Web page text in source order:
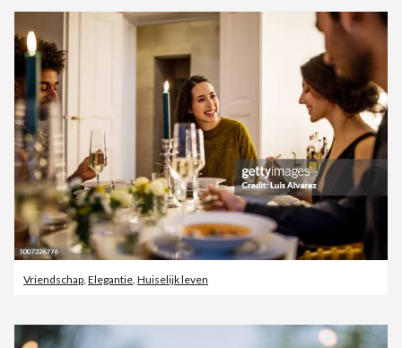
Vriendschap, Elegantie, Huiselijk leven